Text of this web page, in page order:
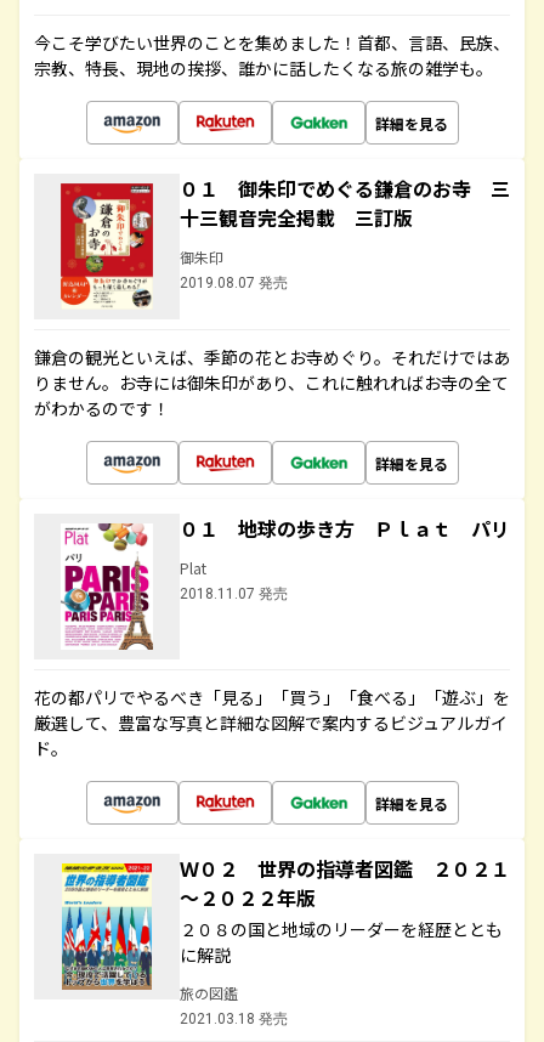
今こそ学びたい世界のことを集めました！首都、言語、民族、
宗教、特長、現地の挨拶、誰かに話したくなる旅の雑学も。
詳細を見る
０１ 御朱印でめぐる鎌倉のお寺 三
十三観音完全掲載 三訂版
御朱印
2019.08.07 発売
鎌倉の観光といえば、季節の花とお寺めぐり。それだけではあ
りません。お寺には御朱印があり、これに触れればお寺の全て
がわかるのです！
詳細を見る
０１ 地球の歩き方 Ｐｌａｔ パリ
Plat
2018.11.07 発売
花の都パリでやるべき「見る」「買う」「食べる」「遊ぶ」を
厳選して、豊富な写真と詳細な図解で案内するビジュアルガイ
ド。
詳細を見る
Ｗ０２ 世界の指導者図鑑 ２０２１
～２０２２年版
２０８の国と地域のリーダーを経歴ととも
に解説
旅の図鑑
2021.03.18 発売